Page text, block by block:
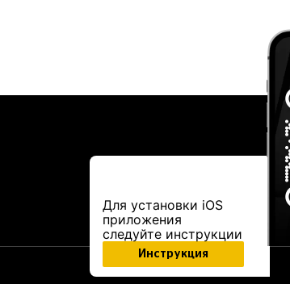
Для установки iOS
приложения
следуйте инструкции
Инструкция